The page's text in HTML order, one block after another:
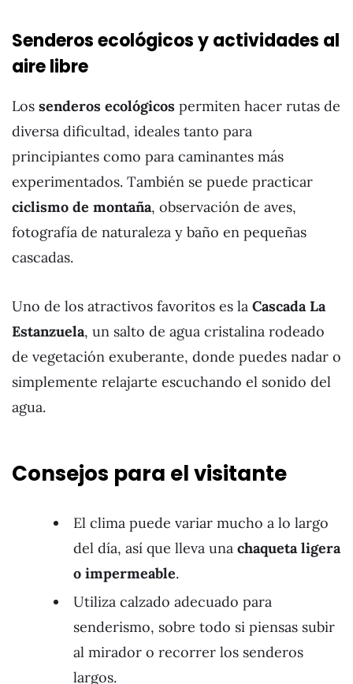
Senderos ecológicos y actividades al
aire libre
Los senderos ecológicos permiten hacer rutas de
diversa dificultad, ideales tanto para
principiantes como para caminantes más
experimentados. También se puede practicar
ciclismo de montaña, observación de aves,
fotografía de naturaleza y baño en pequeñas
cascadas.
Uno de los atractivos favoritos es la Cascada La
Estanzuela, un salto de agua cristalina rodeado
de vegetación exuberante, donde puedes nadar o
simplemente relajarte escuchando el sonido del
agua.
Consejos para el visitante
El clima puede variar mucho a lo largo
del día, así que lleva una chaqueta ligera
o impermeable.
Utiliza calzado adecuado para
senderismo, sobre todo si piensas subir
al mirador o recorrer los senderos
largos.